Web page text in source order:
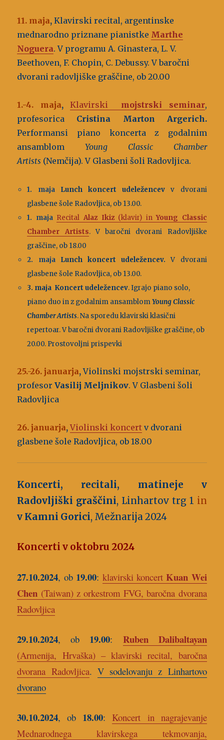
11. maja, Klavirski recital, argentinske
mednarodno priznane pianistke Marthe
Noguera. V programu A. Ginastera, L. V.
Beethoven, F. Chopin, C. Debussy. V baročni
dvorani radovljiške graščine, ob 20.00
1.-4. maja, Klavirski mojstrski seminar,
profesorica Cristina Marton Argerich.
Performansi piano koncerta z godalnim
ansamblomYoung Classic Chamber
Artists (Nemčija). V Glasbeni šoli Radovljica.
1. maja Lunch koncert udeležencev v dvorani
glasbene šole Radovljica, ob 13.00.
1. maja Recital Alaz Ikiz(klavir) inYoung Classic
Chamber Artists. Vbaročni dvorani Radovljiške
graščine, ob 18.00
2. maja Lunch koncert udeležencev. V dvorani
glasbene šole Radovljica, ob 13.00.
3. maja Koncert udeležencev. Igrajo piano solo,
piano duo in z godalnim ansamblomYoung Classic
Chamber Artists. Na sporedu klavirski klasični
repertoar. V baročni dvorani Radovljiške graščine, ob
20.00. Prostovoljni prispevki
25.-26. januarja, Violinski mojstrski seminar,
profesorVasilij Meljnikov. V Glasbeni šoli
Radovljica
26. januarja, Violinski koncert v dvorani
glasbene šole Radovljica, ob 18.00
Koncerti, recitali, matineje v
Radovljiški graščini, Linhartov trg 1 in
v Kamni Gorici, Mežnarija 2024
Koncerti v oktobru 2024
27.10.2024, ob 19.00: klavirski koncertKuan Wei
Chen (Taiwan) z orkestrom FVG, baročna dvorana
Radovljica
29.10.2024, ob 19.00: Ruben Dalibaltayan
(Armenija, Hrvaška) – klavirski recital, baročna
dvorana Radovljica. V sodelovanju z Linhartovo
dvorano
30.10.2024, ob 18.00: Koncert in nagrajevanje
Mednarodnega klavirskega tekmovanja,